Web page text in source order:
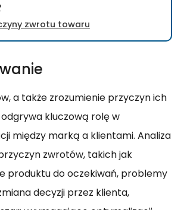
zwrotu towaru
a także zrozumienie przyczyn ich
kluczową rolę w
między marką a klientami. Analiza
zwrotów, takich jak
produktu do oczekiwań, problemy
decyzji przez klienta,